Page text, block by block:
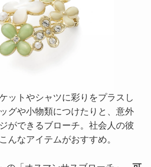
ットやシャツに彩りをプラスし
グや小物類につけたりと、意外
ができるブローチ。社会人の彼
んなアイテムがおすすめ。